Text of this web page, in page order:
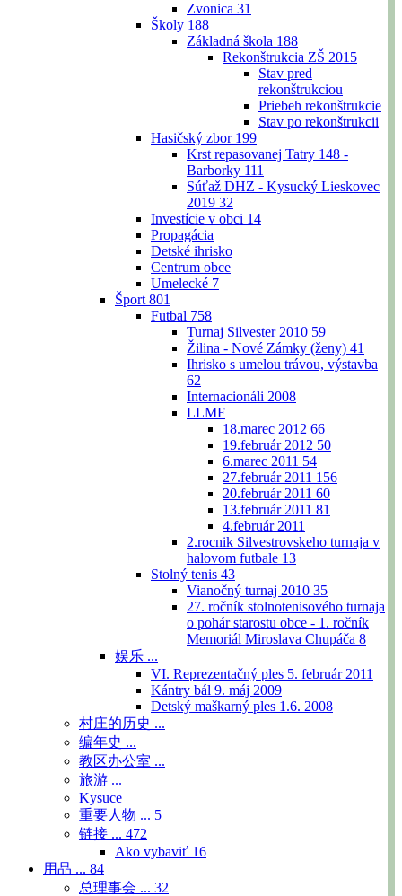
Zvonica 31
Školy 188
Základná škola 188
Rekonštrukcia ZŠ 2015
Stav pred
rekonštrukciou
Priebeh rekonštrukcie
Stav po rekonštrukcii
Hasičský zbor 199
Krst repasovanej Tatry 148 -
Barborky 111
Súťaž DHZ - Kysucký Lieskovec
2019 32
Investície v obci 14
Propagácia
Detské ihrisko
Centrum obce
Umelecké 7
Šport 801
Futbal 758
Turnaj Silvester 2010 59
Žilina - Nové Zámky (ženy) 41
Ihrisko s umelou trávou, výstavba
62
Internacionáli 2008
LLMF
18.marec 2012 66
19.február 2012 50
6.marec 2011 54
27.február 2011 156
20.február 2011 60
13.február 2011 81
4.február 2011
2.rocnik Silvestrovskeho turnaja v
halovom futbale 13
Stolný tenis 43
Vianočný turnaj 2010 35
27. ročník stolnotenisového turnaja
o pohár starostu obce - 1. ročník
Memoriál Miroslava Chupáča 8
娱乐 ...
VI. Reprezentačný ples 5. február 2011
Kántry bál 9. máj 2009
Detský maškarný ples 1.6. 2008
村庄的历史 ...
编年史 ...
教区办公室 ...
旅游 ...
Kysuce
重要人物 ... 5
链接 ... 472
Ako vybaviť 16
用品 ... 84
总理事会 ... 32